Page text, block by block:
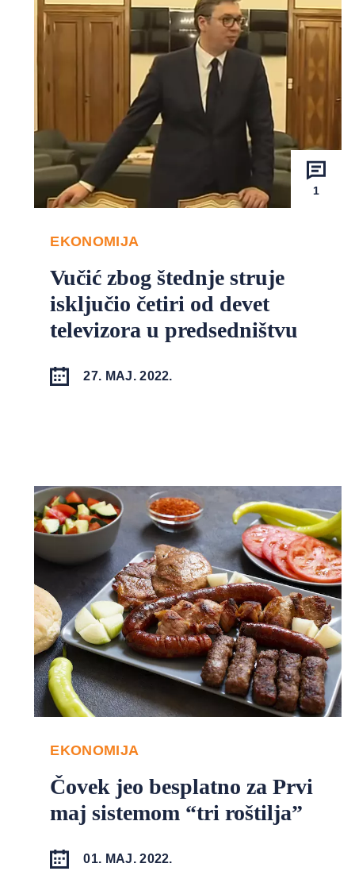
1
EKONOMIJA
Vučić zbog štednje struje
isključio četiri od devet
televizora u predsedništvu
27. MAJ. 2022.
EKONOMIJA
Čovek jeo besplatno za Prvi
maj sistemom “tri roštilja”
01. MAJ. 2022.